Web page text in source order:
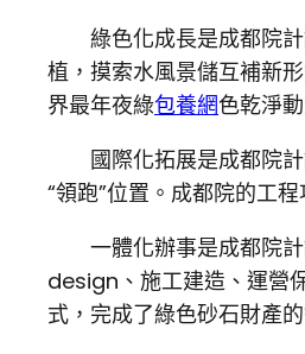
綠色化成長是成都院
植，摸索水風景儲互補新
界最年夜綠包養網色乾淨
國際化拓展是成都院
“領跑”位置。成都院的工
一體化辦事是成都院
design、施工建造、運營
式，完成了綠色砂石財產